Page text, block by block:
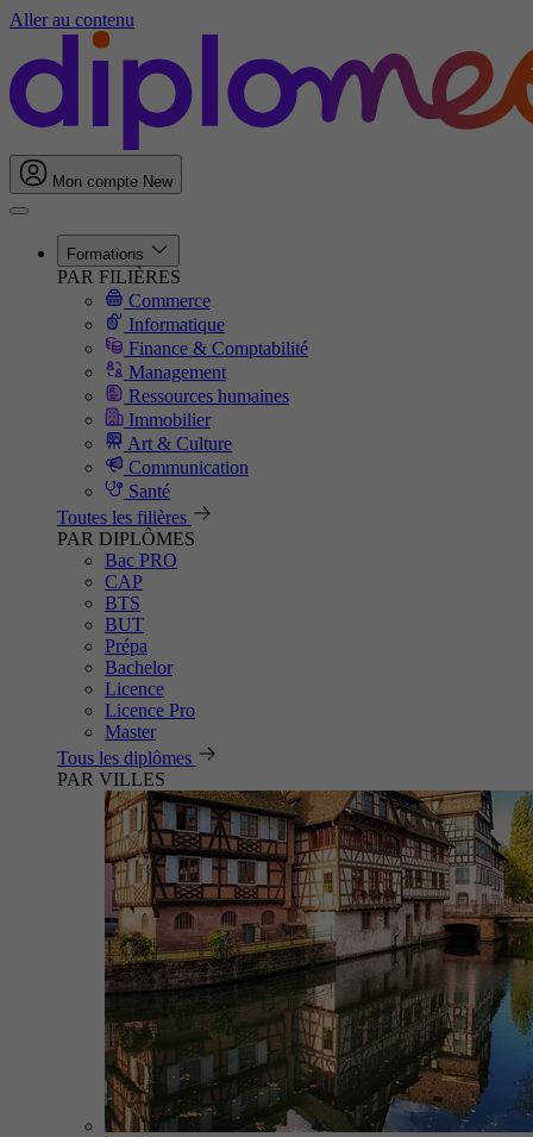
Aller au contenu
Mon compte New
Formations
PAR FILIÈRES
Commerce
Informatique
Finance & Comptabilité
Management
Ressources humaines
Immobilier
Art & Culture
Communication
Santé
Toutes les filières
PAR DIPLÔMES
Bac PRO
CAP
BTS
BUT
Prépa
Bachelor
Licence
Licence Pro
Master
Tous les diplômes
PAR VILLES